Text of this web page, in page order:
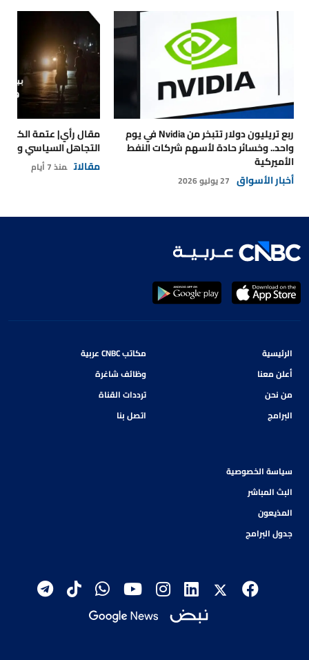
ربع تريليون دولار تتبخر من Nvidia في يوم
واحد.. وخسائر حادة لأسهم شركات النفط
الأميركية
أخبار الأسواق 27 يوليو 2026
مقال رأي| عتمة
التجاهل السياسي
مقالات منذ 7 أيام
الرئيسية
أعلن معنا
من نحن
البرامج
مكاتب CNBC عربية
وظائف شاغرة
ترددات القناة
اتصل بنا
سياسة الخصوصية
البث المباشر
المذيعون
جدول البرامج